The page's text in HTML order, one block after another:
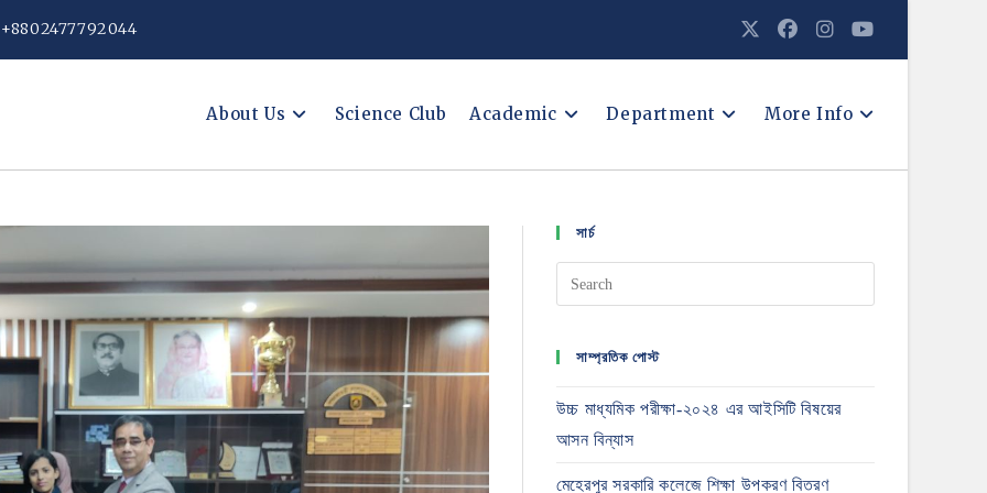
About Us Science Club Academic Department More Info
সার্চ
সাম্প্রতিক পোস্ট
উচ্চ মাধ্যমিক পরীক্ষা-২০২৪ এর আইসিটি বিষয়ের
আসন বিন্যাস
মেহেরপুর সরকারি কলেজে শিক্ষা উপকরণ বিতরণ